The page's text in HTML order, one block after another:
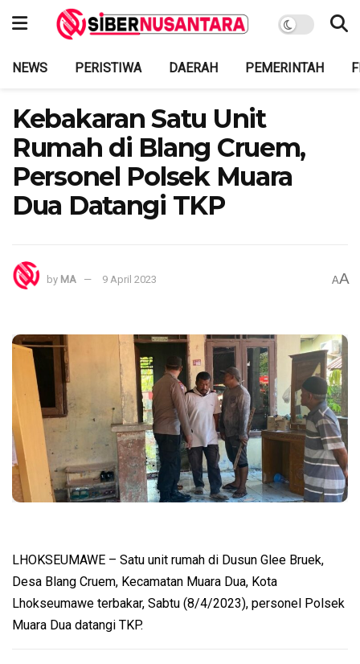
NEWS PERISTIWA DAERAH PEMERINTAH
Kebakaran Satu Unit
Rumah di Blang Cruem,
Personel Polsek Muara
Dua Datangi TKP
by MA 9 April 2023 AA
LHOKSEUMAWE – Satu unit rumah di Dusun Glee Bruek,
Desa Blang Cruem, Kecamatan Muara Dua, Kota
Lhokseumawe terbakar, Sabtu (8/4/2023), personel Polsek
Muara Dua datangi TKP.